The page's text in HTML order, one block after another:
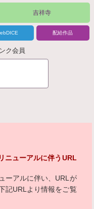
吉祥寺
配給作品
ク会員
ニューアルに伴うURL
ーアルに伴い、URLが
記URLより情報をご覧